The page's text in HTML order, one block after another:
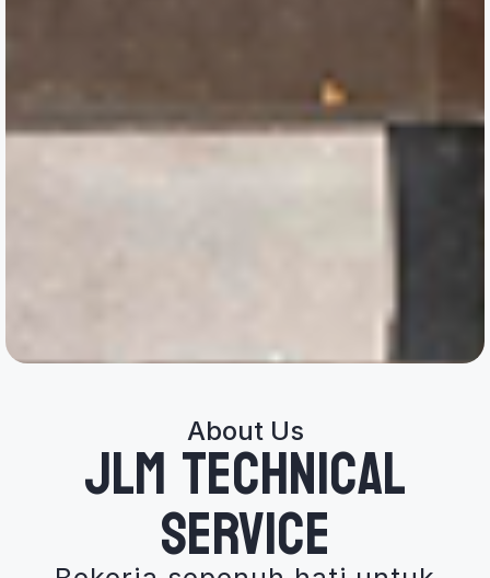
About Us
JLM TECHNICAL
SERVICE